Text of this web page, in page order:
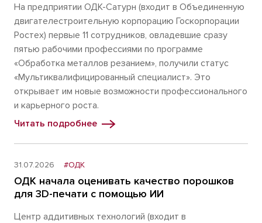
На предприятии ОДК-Сатурн (входит в Объединенную
двигателестроительную корпорацию Госкорпорации
Ростех) первые 11 сотрудников, овладевшие сразу
пятью рабочими профессиями по программе
«Обработка металлов резанием», получили статус
«Мультиквалифицированный специалист». Это
открывает им новые возможности профессионального
и карьерного роста.
Читать подробнее
31.07.2026 #ОДК
ОДК начала оценивать качество порошков
для 3D-печати с помощью ИИ
Центр аддитивных технологий (входит в